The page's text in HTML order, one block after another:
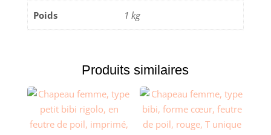
Poids 1 kg
Produits similaires